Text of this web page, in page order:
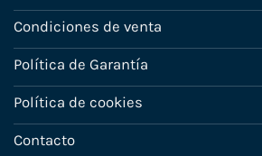
Condiciones de venta
Política de Garantía
Política de cookies
Contacto